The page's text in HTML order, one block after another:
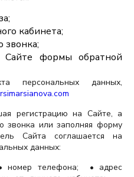
кабинета;
звонка;
Сайте формы обратной
персональных данных,
регистрацию на Сайте, а
звонка или заполняя форму
Сайта соглашается на
данных:
номер телефона; • адрес